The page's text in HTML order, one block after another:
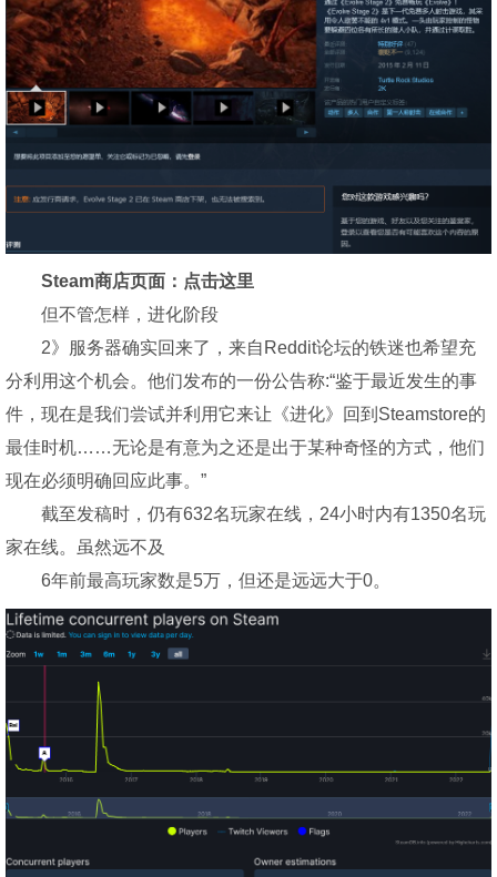
Steam商店页面：点击这里
但不管怎样，进化阶段
2》服务器确实回来了，来自Reddit论坛的铁迷也希望充
分利用这个机会。他们发布的一份公告称:“鉴于最近发生的事
件，现在是我们尝试并利用它来让《进化》回到Steamstore的
最佳时机……无论是有意为之还是出于某种奇怪的方式，他们
现在必须明确回应此事。”
截至发稿时，仍有632名玩家在线，24小时内有1350名玩
家在线。虽然远不及
6年前最高玩家数是5万，但还是远远大于0。